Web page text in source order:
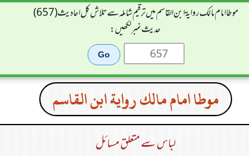
موطا امام مالك رواية ابن القاسم میں ترقیم شاملہ سے تلاش کل احادیث (657)
حدیث نمبر لکھیں:
موطا امام مالك رواية ابن القاسم
لباس سے متعلق مسائل